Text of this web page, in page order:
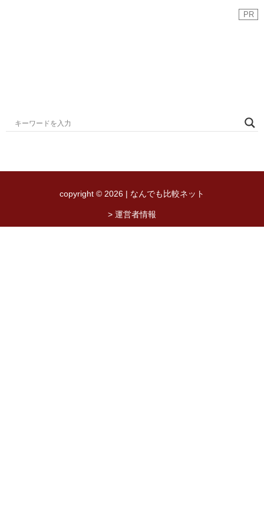
PR
copyright © 2026 | なんでも比較ネット
> 運営者情報